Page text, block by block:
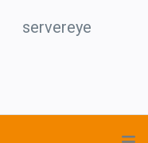
servereye